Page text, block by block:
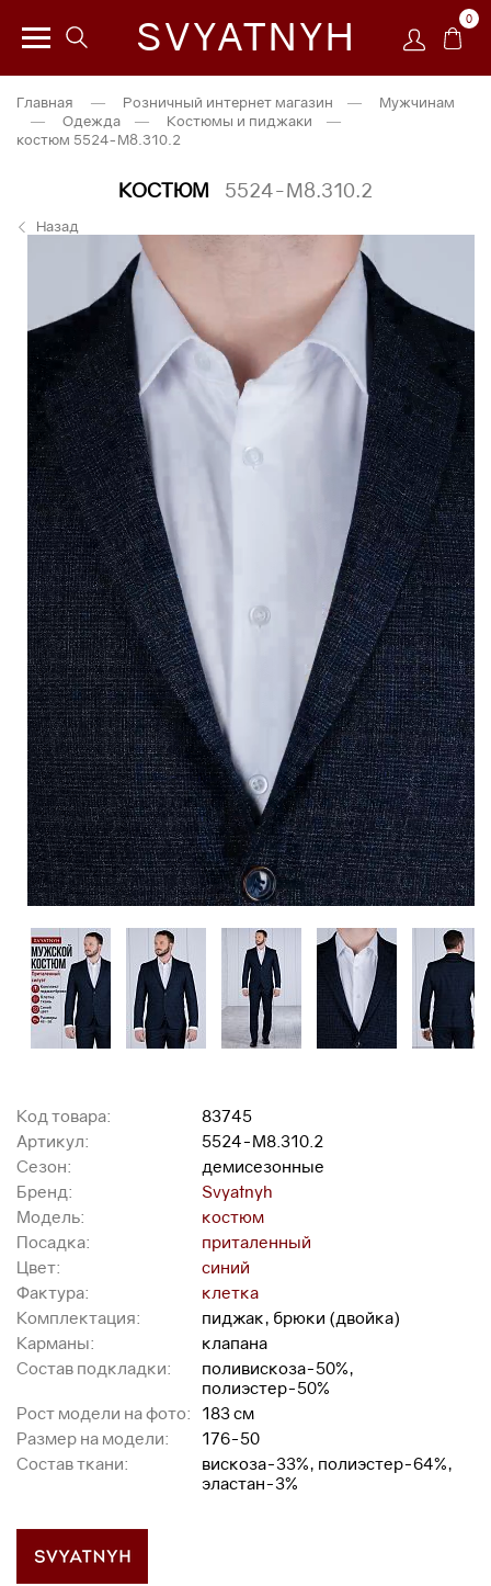
SVYATNYH 0
Главная — Розничный интернет магазин —
Мужчинам
—
Одежда — Костюмы и пиджаки
—
костюм 5524-М8.310.2
КОСТЮМ 5524-М8.310.2
Назад
Код товара:
83745
Артикул:
5524-М8.310.2
Сезон:
демисезонные
Бренд:
Svyatnyh
Модель:
костюм
Посадка:
приталенный
Цвет:
синий
Фактура:
клетка
Комплектация:
пиджак, брюки (двойка)
Карманы:
клапана
Состав подкладки:
поливискоза-50%,
полиэстер-50%
Рост модели на фото:
183 см
Размер на модели:
176-50
Состав ткани:
вискоза-33%, полиэстер-64%,
эластан-3%